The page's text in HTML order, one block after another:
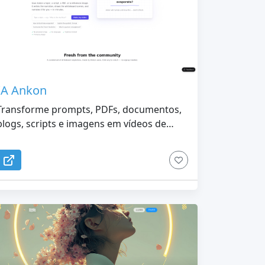
Ankon
prompts, PDFs, documentos,
scripts e imagens em vídeos de